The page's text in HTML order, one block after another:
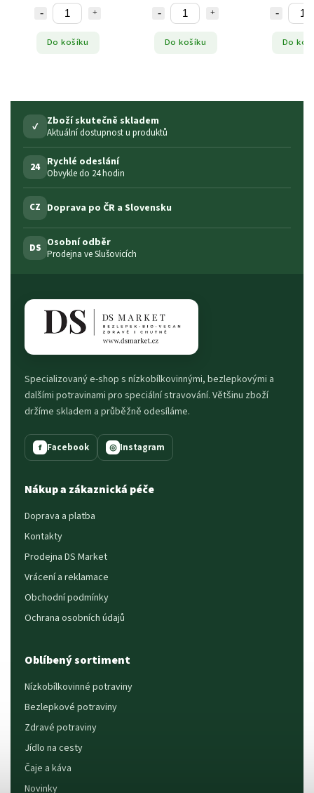
Do košíku Do košíku Do
✓ Zboží skutečně skladem
Aktuální dostupnost u produktů
24 Rychlé odeslání
Obvykle do 24 hodin
CZ Doprava po ČR a Slovensku
DS Osobní odběr
Prodejna ve Slušovicích
Specializovaný e-shop s nízkobílkovinnými, bezlepkovými a
dalšími potravinami pro speciální stravování. Většinu zboží
držíme skladem a průběžně odesíláme.
f Facebook ◎ Instagram
Nákup a zákaznická péče
Doprava a platba
Kontakty
Prodejna DS Market
Vrácení a reklamace
Obchodní podmínky
Ochrana osobních údajů
Oblíbený sortiment
Nízkobílkovinné potraviny
Bezlepkové potraviny
Zdravé potraviny
Jídlo na cesty
Čaje a káva
Novinky